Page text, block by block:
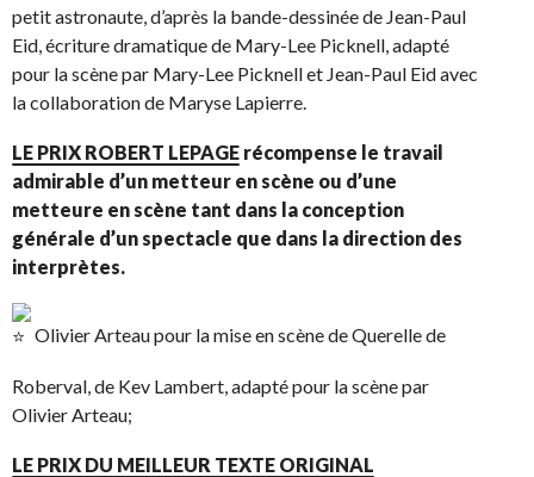
petit astronaute, d’après la bande-dessinée de Jean-Paul
Eid, écriture dramatique de Mary-Lee Picknell, adapté
pour la scène par Mary-Lee Picknell et Jean-Paul Eid avec
la collaboration de Maryse Lapierre.
LE PRIX ROBERT LEPAGE récompense le travail
admirable d’un metteur en scène ou d’une
metteure en scène tant dans la conception
générale d’un spectacle que dans la direction des
interprètes.
Olivier Arteau pour la mise en scène de Querelle de
Roberval, de Kev Lambert, adapté pour la scène par
Olivier Arteau;
LE PRIX DU MEILLEUR TEXTE ORIGINAL